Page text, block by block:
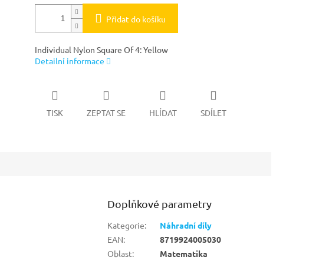
Přidat do košíku
Individual Nylon Square Of 4: Yellow
Detailní informace
TISK ZEPTAT SE HLÍDAT SDÍLET
Doplňkové parametry
Kategorie:
Náhradní díly
EAN:
8719924005030
Oblast:
Matematika